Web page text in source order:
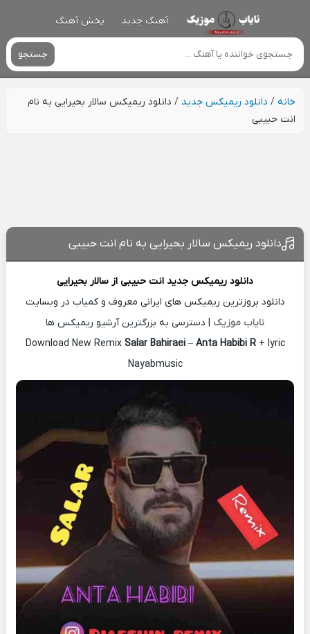
آهنگ جدید پخش آهنگ
جستجو
خانه/ دانلود ریمیکس جدید / دانلود ریمیکس سالار بحیرایی به نام
انت حبیبی
دانلود ریمیکس سالار بحیرایی به نام انت حبیبی
دانلود ریمیکس جدید انت حبیبی از سالار بحیرایی
دانلود بروزترین ریمیکس های ایرانی معروف و کمیاب در وبسایت
نایاب موزیک | دسترسی به بزرگترین آرشیو ریمیکس ها
Download New Remix Salar Bahiraei– Anta Habibi R+ lyric
Nayabmusic